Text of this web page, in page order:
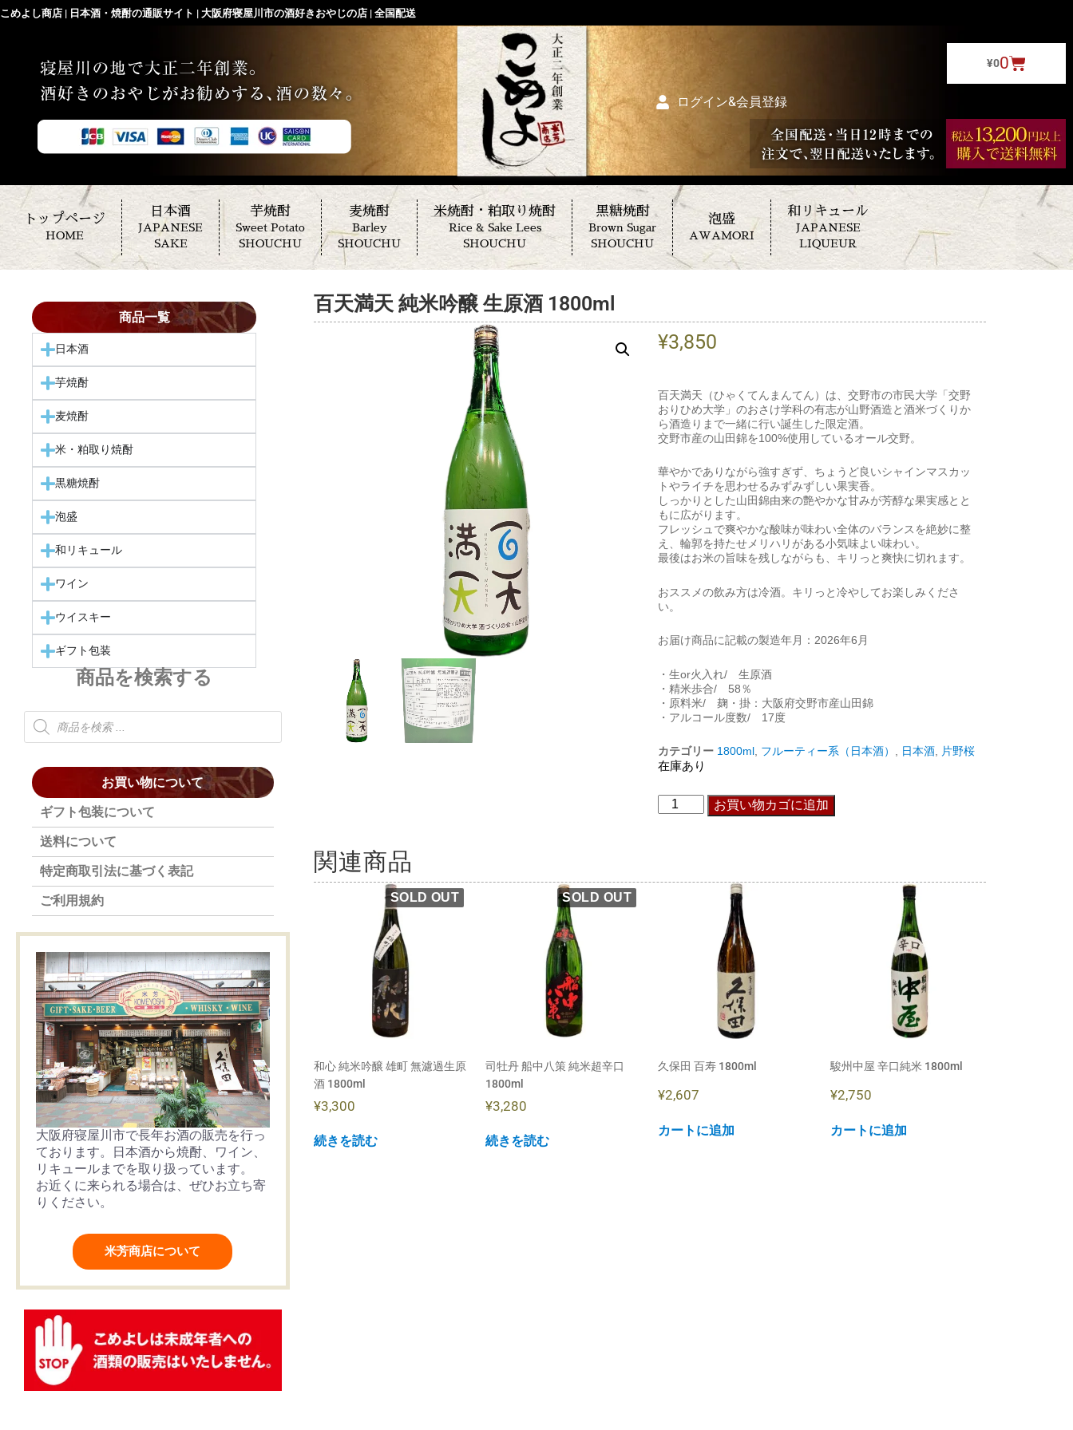
こめよし商店 | 日本酒・焼酎の通販サイト | 大阪府寝屋川市の酒好きおやじの店 | 全国配送
¥00
ログイン&会員登録
トップページ
HOME
日本酒
JAPANESE
SAKE
芋焼酎
Sweet Potato
SHOUCHU
麦焼酎
Barley
SHOUCHU
米焼酎・粕取り焼酎
Rice & Sake Lees
SHOUCHU
黒糖焼酎
Brown Sugar
SHOUCHU
泡盛
AWAMORI
和リキュール
JAPANESE
LIQUEUR
商品一覧
日本酒
芋焼酎
麦焼酎
米・粕取り焼酎
黒糖焼酎
泡盛
和リキュール
ワイン
ウイスキー
ギフト包装
商品を検索する
お買い物について
ギフト包装について
送料について
特定商取引法に基づく表記
ご利用規約
大阪府寝屋川市で長年お酒の販売を行っ
ております。日本酒から焼酎、ワイン、
リキュールまでを取り扱っています。
お近くに来られる場合は、ぜひお立ち寄
りください。
米芳商店について
百天満天 純米吟醸 生原酒 1800ml
¥3,850
百天満天（ひゃくてんまんてん）は、交野市の市民大学「交野
おりひめ大学」のおさけ学科の有志が山野酒造と酒米づくりか
ら酒造りまで一緒に行い誕生した限定酒。
交野市産の山田錦を100%使用しているオール交野。
華やかでありながら強すぎず、ちょうど良いシャインマスカッ
トやライチを思わせるみずみずしい果実香。
しっかりとした山田錦由来の艶やかな甘みが芳醇な果実感とと
もに広がります。
フレッシュで爽やかな酸味が味わい全体のバランスを絶妙に整
え、輪郭を持たせメリハリがある小気味よい味わい。
最後はお米の旨味を残しながらも、キリっと爽快に切れます。
おススメの飲み方は冷酒。キリっと冷やしてお楽しみくださ
い。
お届け商品に記載の製造年月：2026年6月
・生or火入れ/ 生原酒
・精米歩合/ 58％
・原料米/ 麹・掛：大阪府交野市産山田錦
・アルコール度数/ 17度
カテゴリー 1800ml, フルーティー系（日本酒） , 日本酒, 片野桜
在庫あり
お買い物カゴに追加
関連商品
和心 純米吟醸 雄町 無濾過生原
酒 1800ml
¥3,300
続きを読む
司牡丹 船中八策 純米超辛口
1800ml
¥3,280
続きを読む
久保田 百寿 1800ml
¥2,607
カートに追加
駿州中屋 辛口純米 1800ml
¥2,750
カートに追加